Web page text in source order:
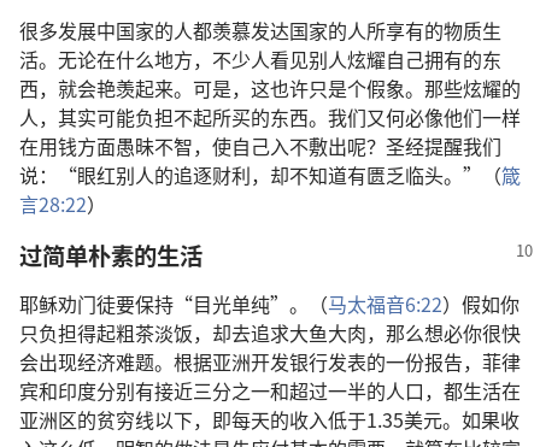
很多发展中国家的人都羡慕发达国家的人所享有的物质生
活。无论在什么地方，不少人看见别人炫耀自己拥有的东
西，就会艳羡起来。可是，这也许只是个假象。那些炫耀的
人，其实可能负担不起所买的东西。我们又何必像他们一样
在用钱方面愚昧不智，使自己入不敷出呢？圣经提醒我们
说：“眼红别人的追逐财利，却不知道有匮乏临头。”（箴
言28:22）
过简单朴素的生活
耶稣劝门徒要保持“目光单纯”。（马太福音6:22）假如你
只负担得起粗茶淡饭，却去追求大鱼大肉，那么想必你很快
会出现经济难题。根据亚洲开发银行发表的一份报告，菲律
宾和印度分别有接近三分之一和超过一半的人口，都生活在
亚洲区的贫穷线以下，即每天的收入低于1.35美元。如果收